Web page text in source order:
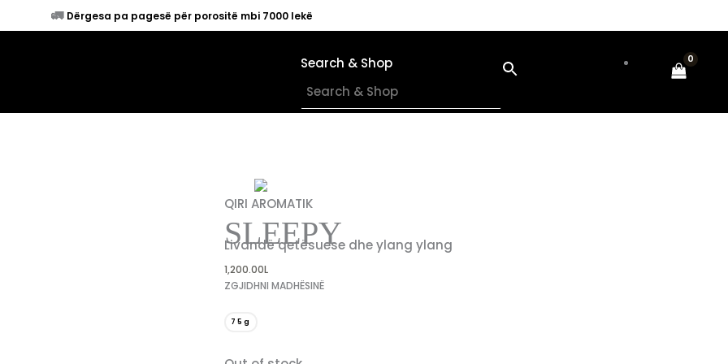
🚛 Dërgesa pa pagesë për porositë mbi 7000 lekë
Search & Shop
×
SLEEPY
1,200.00L
QIRI AROMATIK
Livandë qetësuese dhe ylang ylang
ZGJIDHNI MADHËSINË
75g